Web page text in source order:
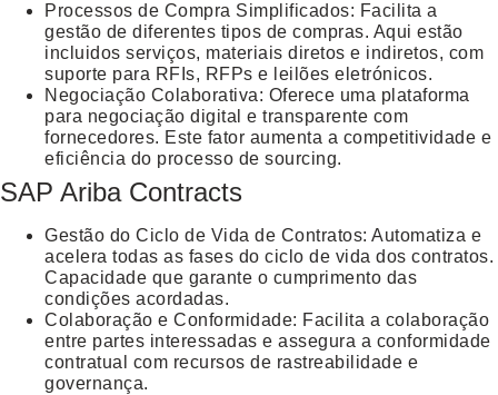
Processos de Compra Simplificados: Facilita a
gestão de diferentes tipos de compras. Aqui estão
incluidos serviços, materiais diretos e indiretos, com
suporte para RFIs, RFPs e leilões eletrónicos.
Negociação Colaborativa: Oferece uma plataforma
para negociação digital e transparente com
fornecedores. Este fator aumenta a competitividade e
eficiência do processo de sourcing.
SAP Ariba Contracts
Gestão do Ciclo de Vida de Contratos: Automatiza e
acelera todas as fases do ciclo de vida dos contratos.
Capacidade que garante o cumprimento das
condições acordadas.
Colaboração e Conformidade: Facilita a colaboração
entre partes interessadas e assegura a conformidade
contratual com recursos de rastreabilidade e
governança.